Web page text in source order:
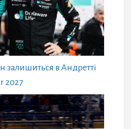
залишиться в Андретті
2027